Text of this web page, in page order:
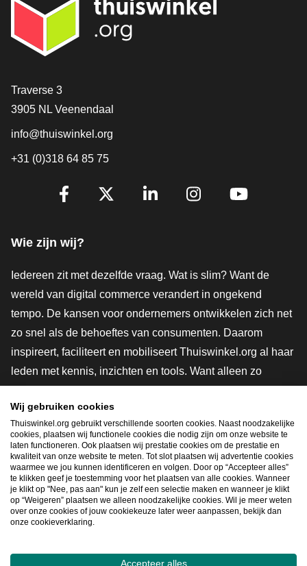
Contact
Traverse 3
3905 NL Veenendaal
info@thuiswinkel.org
+31 (0)318 64 85 75
Volg je ons al?
Wie zijn wij?
Iedereen zit met dezelfde vraag. Wat is slim? Want de
wereld van digital commerce verandert in ongekend
tempo. De kansen voor ondernemers ontwikkelen zich net
zo snel als de behoeftes van consumenten. Daarom
inspireert, faciliteert en mobiliseert Thuiswinkel.org al haar
leden met kennis, inzichten en tools. Want alleen zo
innovatievere toekomst. Dus groei ook mee en maak
shoppen slimmer.
Lid worden
Snel navigeren
Wij gebruiken cookies
Thuiswinkel.org gebruikt verschillende soorten cookies. Naast noodzakelijke
cookies, plaatsen wij functionele cookies die nodig zijn om onze website te
laten functioneren. Ook plaatsen wij prestatie cookies om de prestatie en
kwaliteit van onze website te meten. Tot slot plaatsen wij advertentie cookies
waarmee we jou kunnen identificeren en volgen. Door op “Accepteer alles”
te klikken geef je toestemming voor het plaatsen van alle cookies. Wanneer
je klikt op "Nee, pas aan" kun je zelf een selectie maken en wanneer je klikt
op “Weigeren” plaatsen we alleen noodzakelijke cookies. Wil je meer weten
over onze cookies of jouw cookiekeuze later weer aanpassen, bekijk dan
onze cookieverklaring.
Accepteer alles